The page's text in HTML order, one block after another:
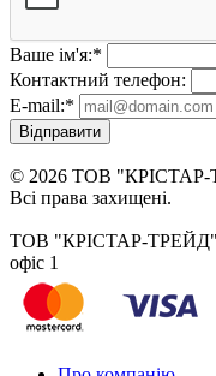
Ваше ім'я:*
Контактний телефон:
E-mail:*
Відправити
© 2026 ТОВ
Всі права захищені.
ТОВ "КРІСТАР-ТРЕЙД",
офіс 1